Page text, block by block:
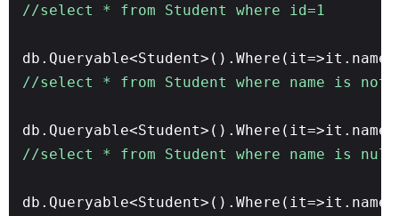
//select * from Student where id=1
db.Queryable<Student>().Where(it=>it.name
//select * from Student where name is not
db.Queryable<Student>().Where(it=>it.name
//select * from Student where name is null
db.Queryable<Student>().Where(it=>it.name